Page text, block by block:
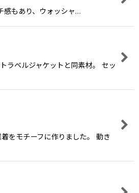
もあり、ウォッシャ…
ラベルジャケットと同素材。 セッ
をモチーフに作りました。 動き